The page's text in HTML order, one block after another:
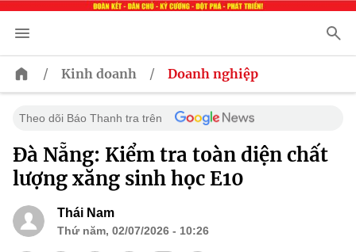
/ Kinh doanh / Doanh nghiệp
Theo dõi Báo Thanh tra trên
Đà Nẵng: Kiểm tra toàn diện chất
lượng xăng sinh học E10
Thái Nam
Thứ năm, 02/07/2026 - 10:26